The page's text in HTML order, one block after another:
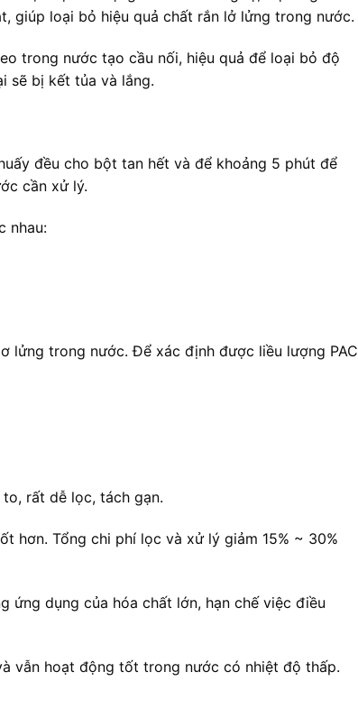
giúp loại bỏ hiệu quả chất rắn lở lửng trong nước.
trong nước tạo cầu nối, hiệu quả để loại bỏ độ
sẽ bị kết tủa và lắng.
đều cho bột tan hết và để khoảng 5 phút để
cần xử lý.
nhau:
lửng trong nước. Để xác định được liều lượng PAC
rất dễ lọc, tách gạn.
hơn. Tổng chi phí lọc và xử lý giảm 15% ~ 30%
ứng dụng của hóa chất lớn, hạn chế việc điều
vẫn hoạt động tốt trong nước có nhiệt độ thấp.